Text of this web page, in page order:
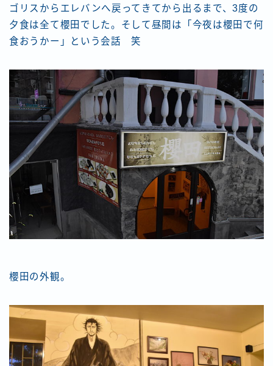
ゴリスからエレバンへ戻ってきてから出るまで、3度の
夕食は全て櫻田でした。そして昼間は「今夜は櫻田で何
食おうかー」という会話 笑
櫻田の外観。